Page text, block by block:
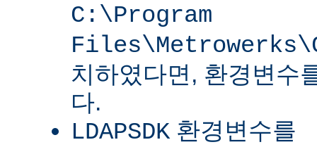
C:\Program
치하였다면, 환경변수
다.
LDAPSDK 환경변수를